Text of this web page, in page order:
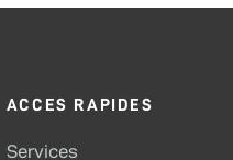
ACCES RAPIDES
Services